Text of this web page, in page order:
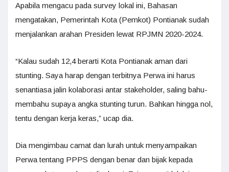
Apabila mengacu pada survey lokal ini, Bahasan
mengatakan, Pemerintah Kota (Pemkot) Pontianak sudah
menjalankan arahan Presiden lewat RPJMN 2020-2024.
“Kalau sudah 12,4 berarti Kota Pontianak aman dari
stunting. Saya harap dengan terbitnya Perwa ini harus
senantiasa jalin kolaborasi antar stakeholder, saling bahu-
membahu supaya angka stunting turun. Bahkan hingga nol,
tentu dengan kerja keras,” ucap dia.
Dia mengimbau camat dan lurah untuk menyampaikan
Perwa tentang PPPS dengan benar dan bijak kepada